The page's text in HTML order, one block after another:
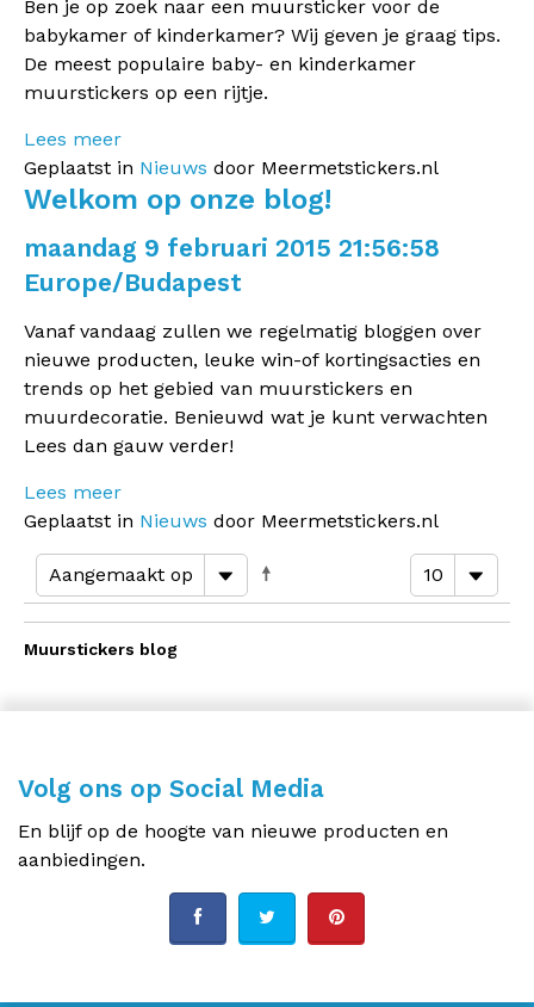
Ben je op zoek naar een muursticker voor de
babykamer of kinderkamer? Wij geven je graag tips.
De meest populaire baby- en kinderkamer
muurstickers op een rijtje.
Lees meer
Geplaatst in Nieuws door Meermetstickers.nl
Welkom op onze blog!
maandag 9 februari 2015 21:56:58
Europe/Budapest
Vanaf vandaag zullen we regelmatig bloggen over
nieuwe producten, leuke win-of kortingsacties en
trends op het gebied van muurstickers en
muurdecoratie. Benieuwd wat je kunt verwachten
Lees dan gauw verder!
Lees meer
Geplaatst in Nieuws door Meermetstickers.nl
Muurstickers blog
Volg ons op Social Media
En blijf op de hoogte van nieuwe producten en
aanbiedingen.